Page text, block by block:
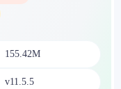
155.42M
v11.5.5